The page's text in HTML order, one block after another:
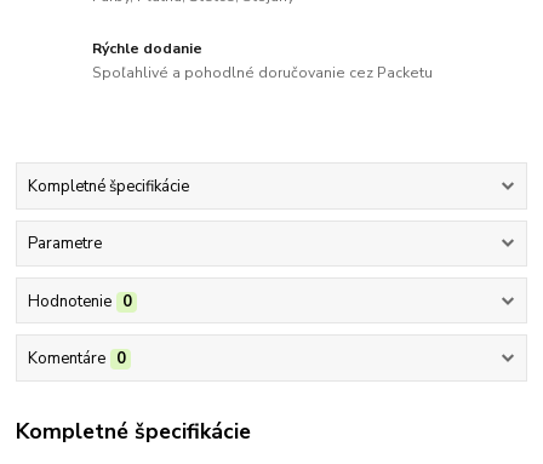
Rýchle dodanie
Spoľahlivé a pohodlné doručovanie cez Packetu
Kompletné špecifikácie
Parametre
Hodnotenie 0
Komentáre 0
Kompletné špecifikácie